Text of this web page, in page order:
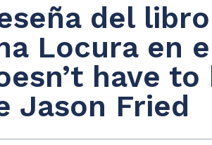
del
Locura en
have
Jason Fried